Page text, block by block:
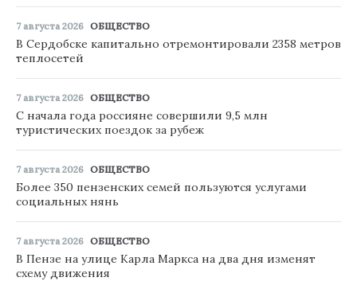
7 августа 2026 ОБЩЕСТВО
В Сердобске капитально отремонтировали 2358 метров
теплосетей
7 августа 2026 ОБЩЕСТВО
С начала года россияне совершили 9,5 млн
туристических поездок за рубеж
7 августа 2026 ОБЩЕСТВО
Более 350 пензенских семей пользуются услугами
социальных нянь
7 августа 2026 ОБЩЕСТВО
В Пензе на улице Карла Маркса на два дня изменят
схему движения